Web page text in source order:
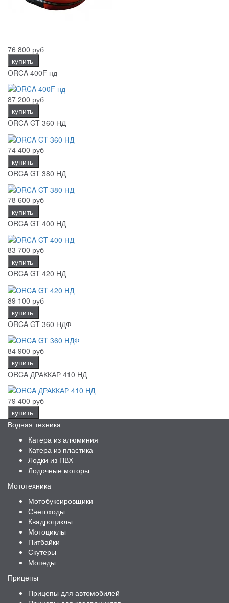
76 800 руб
купить
ORCA 400F нд
87 200 руб
купить
ORCA GT 360 НД
74 400 руб
купить
ORCA GT 380 НД
78 600 руб
купить
ORCA GT 400 НД
83 700 руб
купить
ORCA GT 420 НД
89 100 руб
купить
ORCA GT 360 НДФ
84 900 руб
купить
ORCA ДРАККАР 410 НД
79 400 руб
купить
Водная техника
Катера из алюминия
Катера из пластика
Лодки из ПВХ
Лодочные моторы
Мототехника
Мотобуксировщики
Снегоходы
Квадроциклы
Мотоциклы
Питбайки
Скутеры
Мопеды
Прицепы
Прицепы для автомобилей